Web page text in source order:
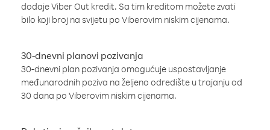
dodaje Viber Out kredit. Sa tim kreditom možete zvati
bilo koji broj na svijetu po Viberovim niskim cijenama.
30-dnevni planovi pozivanja
30-dnevni plan pozivanja omogućuje uspostavljanje
međunarodnih poziva na željeno odredište u trajanju od
30 dana po Viberovim niskim cijenama.